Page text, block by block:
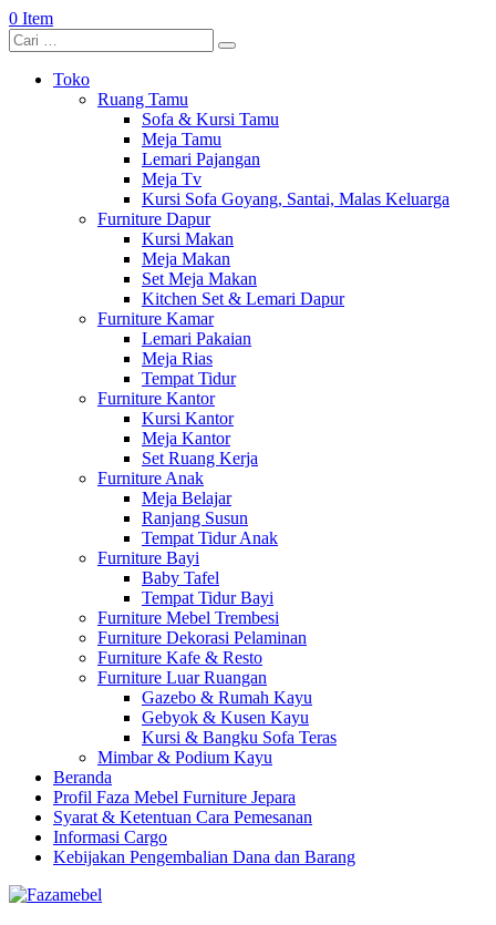
0 Item
Toko
Ruang Tamu
Sofa & Kursi Tamu
Meja Tamu
Lemari Pajangan
Meja Tv
Kursi Sofa Goyang, Santai, Malas Keluarga
Furniture Dapur
Kursi Makan
Meja Makan
Set Meja Makan
Kitchen Set & Lemari Dapur
Furniture Kamar
Lemari Pakaian
Meja Rias
Tempat Tidur
Furniture Kantor
Kursi Kantor
Meja Kantor
Set Ruang Kerja
Furniture Anak
Meja Belajar
Ranjang Susun
Tempat Tidur Anak
Furniture Bayi
Baby Tafel
Tempat Tidur Bayi
Furniture Mebel Trembesi
Furniture Dekorasi Pelaminan
Furniture Kafe & Resto
Furniture Luar Ruangan
Gazebo & Rumah Kayu
Gebyok & Kusen Kayu
Kursi & Bangku Sofa Teras
Mimbar & Podium Kayu
Beranda
Profil Faza Mebel Furniture Jepara
Syarat & Ketentuan Cara Pemesanan
Informasi Cargo
Kebijakan Pengembalian Dana dan Barang